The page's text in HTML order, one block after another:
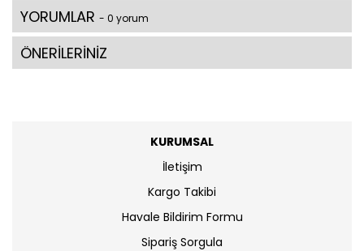
YORUMLAR - 0 yorum
ÖNERİLERİNİZ
KURUMSAL
İletişim
Kargo Takibi
Havale Bildirim Formu
Sipariş Sorgula